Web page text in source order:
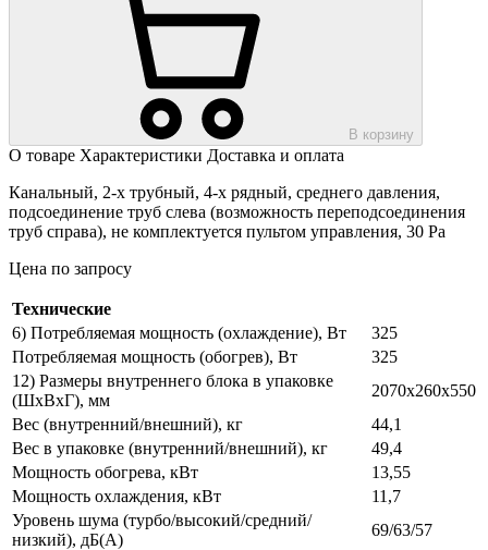
В корзину
О товаре Характеристики Доставка и оплата
Канальный, 2-х трубный, 4-х рядный, среднего давления,
подсоединение труб слева (возможность переподсоединения
труб справа), не комплектуется пультом управления, 30 Pa
Цена по запросу
Технические
6) Потребляемая мощность (охлаждение), Вт
325
Потребляемая мощность (обогрев), Вт
325
12) Размеры внутреннего блока в упаковке
(ШхВхГ), мм
2070х260х550
Вес (внутренний/внешний), кг
44,1
Вес в упаковке (внутренний/внешний), кг
49,4
Мощность обогрева, кВт
13,55
Мощность охлаждения, кВт
11,7
Уровень шума (турбо/высокий/средний/
низкий), дБ(А)
69/63/57